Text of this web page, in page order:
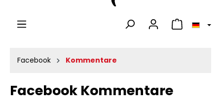
Warenkorb
Facebook Kommentare
Facebook Kommentare